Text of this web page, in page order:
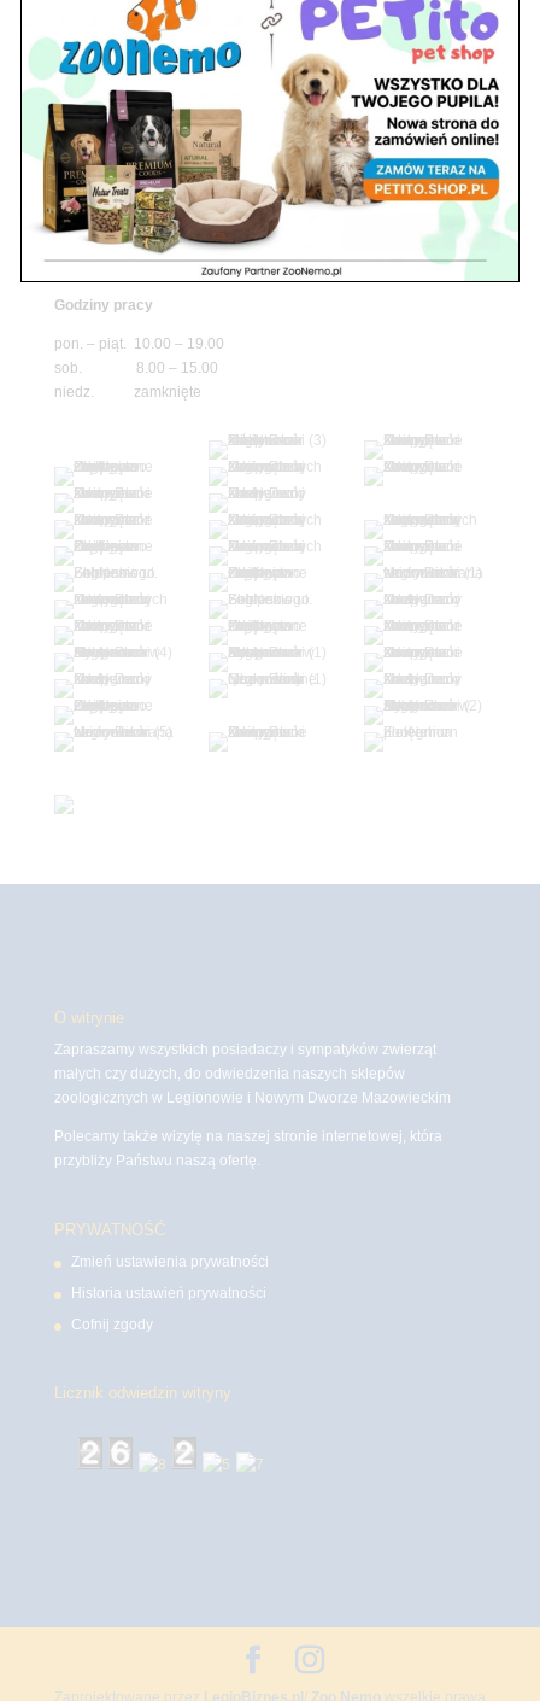
tel./fax. 22 784 71 96
Godziny pracy
pon. – piąt. 10.00 – 19.00
sob. 10.00 – 15.00
niedz. zamknięte
Adres
05-100 Nowy Dwór Mazowiecki
ul. Leśna 2
tel. 503 900 215
Godziny pracy
pon. – piąt. 10.00 – 19.00
sob. 8.00 – 15.00
niedz. zamknięte
O witrynie
Zapraszamy wszystkich posiadaczy i sympatyków zwierząt
małych czy dużych, do odwiedzenia naszych sklepów
zoologicznych w Legionowie i Nowym Dworze Mazowieckim
Polecamy także wizytę na naszej stronie internetowej, która
przybliży Państwu naszą ofertę.
PRYWATNOŚĆ
Zmień ustawienia prywatności
Historia ustawień prywatności
Cofnij zgody
Licznik odwiedzin witryny
Zaprojektowane przez LegioBiznes.pl/ Zoo Nemowszelkie prawa